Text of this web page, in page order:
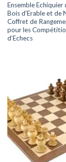
Ensemble Echiquier
Bois d’Erable et de
Coffret de
pour les
d’Echecs